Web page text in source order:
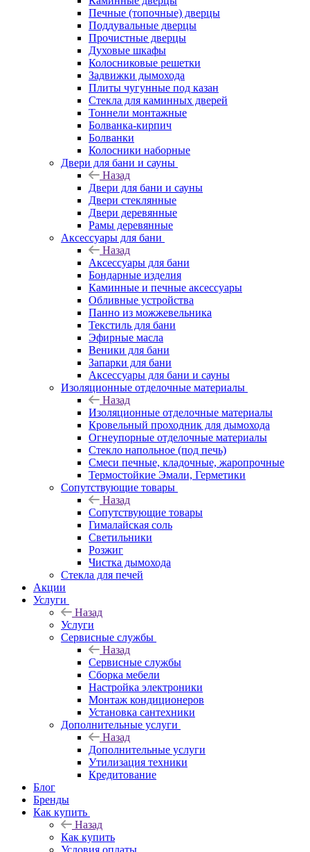
Печные (топочные) дверцы
Поддувальные дверцы
Прочистные дверцы
Духовые шкафы
Колосниковые решетки
Задвижки дымохода
Плиты чугунные под казан
Стекла для каминных дверей
Тоннели монтажные
Болванка-кирпич
Болванки
Колосники наборные
Двери для бани и сауны
Назад
Двери для бани и сауны
Двери стеклянные
Двери деревянные
Рамы деревянные
Аксессуары для бани
Назад
Аксессуары для бани
Бондарные изделия
Каминные и печные аксессуары
Обливные устройства
Панно из можжевельника
Текстиль для бани
Эфирные масла
Веники для бани
Запарки для бани
Аксессуары для бани и сауны
Изоляционные отделочные материалы
Назад
Изоляционные отделочные материалы
Кровельный проходник для дымохода
Огнеупорные отделочные материалы
Стекло напольное (под печь)
Смеси печные, кладочные, жаропрочные
Термостойкие Эмали, Герметики
Сопутствующие товары
Назад
Сопутствующие товары
Гималайская соль
Светильники
Розжиг
Чистка дымохода
Стекла для печей
Акции
Услуги
Назад
Услуги
Сервисные службы
Назад
Сервисные службы
Сборка мебели
Настройка электроники
Монтаж кондиционеров
Установка сантехники
Дополнительные услуги
Назад
Дополнительные услуги
Утилизация техники
Кредитование
Блог
Бренды
Как купить
Назад
Как купить
Условия оплаты